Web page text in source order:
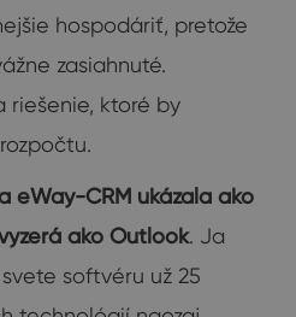
hospodáriť, pretože
zasiahnuté.
riešenie, ktoré by
eWay-CRM ukázala ako
ako Outlook. Ja
softvéru už 25